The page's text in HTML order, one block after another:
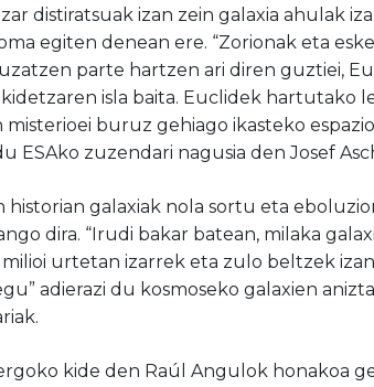
distiratsuak izan zein galaxia ahulak
egiten denean ere. “Zorionak eta
parte hartzen ari diren guztiei,
isla baita. Euclidek hartutako
misterioei buruz gehiago ikasteko
ESAko zuzendari nagusia den Josef
historiangalaxiak nola sortu eta
dira. “Irudi bakar batean, milaka
urtetan izarrek eta zulo beltzek
” adierazi du kosmoseko galaxien
k.
kide den Raúl Angulok honakoa